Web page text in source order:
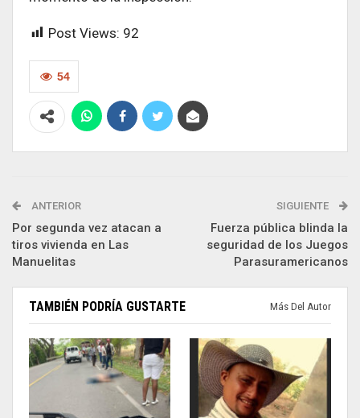
Post Views: 92
54
ANTERIOR
Por segunda vez atacan a
tiros vivienda en Las
Manuelitas
SIGUIENTE
Fuerza pública blinda la
seguridad de los Juegos
Parasuramericanos
TAMBIÉN PODRÍA GUSTARTE Más Del Autor